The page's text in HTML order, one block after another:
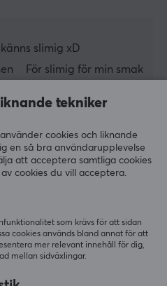
slimig xD
För slimig för min smak
för 4 mån. sen
så är cut-outsen
tekniker
cookies och liknande
en så bra användarupplevelse
att acceptera samtliga cookies
cookies du vill acceptera.
som krävs för att sidan
cookies används bland annat för att
mer relevant innehåll för dig,
mellan sidväxlingar.